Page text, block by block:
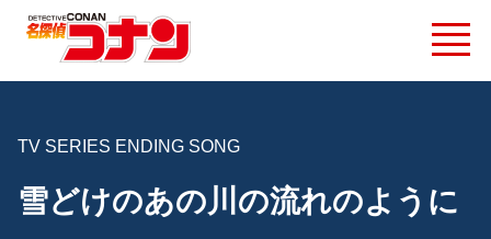
TV SERIES ENDING SONG
雪どけのあの川の流れのように